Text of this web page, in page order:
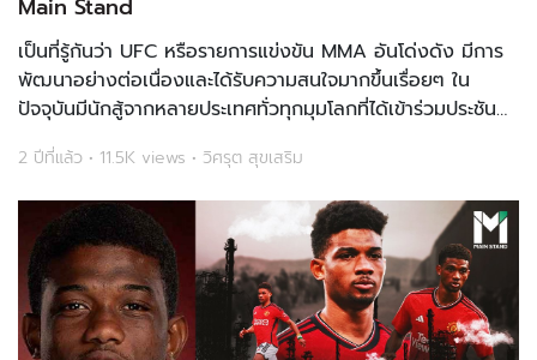
Main Stand
เป็นที่รู้กันว่า UFC หรือรายการแข่งขัน MMA อันโด่งดัง มีการ
พัฒนาอย่างต่อเนื่องและได้รับความสนใจมากขึ้นเรื่อยๆ ใน
ปัจจุบันมีนักสู้จากหลายประเทศทั่วทุกมุมโลกที่ได้เข้าร่วมประชัน
สามารถทางกายภาพของนั...
2 ปีที่แล้ว • 11.5K views • วิศรุต สุขเสริม